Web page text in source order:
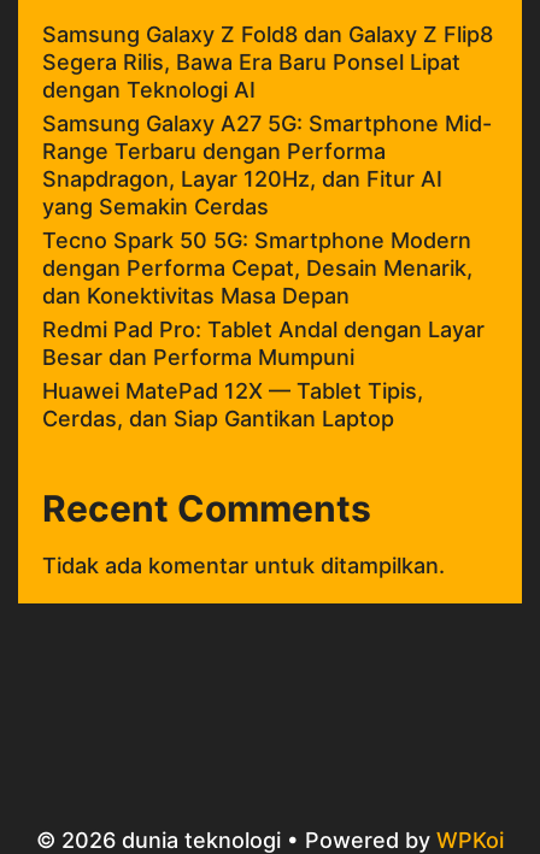
Samsung Galaxy Z Fold8 dan Galaxy Z Flip8
Segera Rilis, Bawa Era Baru Ponsel Lipat
dengan Teknologi AI
Samsung Galaxy A27 5G: Smartphone Mid-
Range Terbaru dengan Performa
Snapdragon, Layar 120Hz, dan Fitur AI
yang Semakin Cerdas
Tecno Spark 50 5G: Smartphone Modern
dengan Performa Cepat, Desain Menarik,
dan Konektivitas Masa Depan
Redmi Pad Pro: Tablet Andal dengan Layar
Besar dan Performa Mumpuni
Huawei MatePad 12X — Tablet Tipis,
Cerdas, dan Siap Gantikan Laptop
Recent Comments
Tidak ada komentar untuk ditampilkan.
© 2026 dunia teknologi • Powered by WPKoi